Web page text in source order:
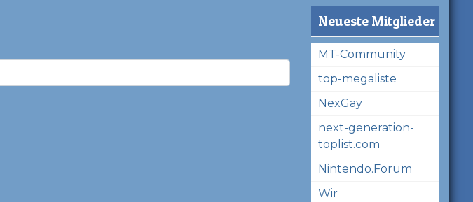
Neueste Mitglieder
MT-Community
top-megaliste
NexGay
next-generation-
toplist.com
Nintendo.Forum
Wir